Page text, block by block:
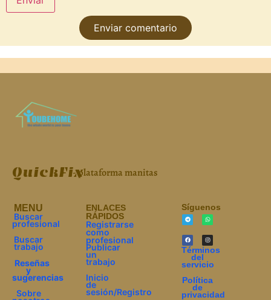
Enviar comentario
QuickFix- plataforma manitas
МЕNU
Buscar
profesional
Buscar
trabajo
Reseñas
y
sugerencias
Sobre
ENLACES
RÁPIDOS
Registrarse
como
profesional
Publicar
un
trabajo
Inicio
de
sesión/Registro
Síguenos
Términos
del
servicio
Política
de
privacidad